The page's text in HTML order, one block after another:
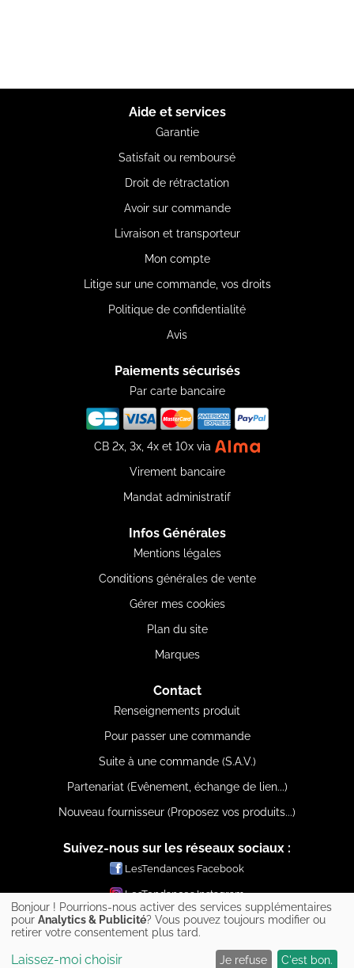
Aide et services
Garantie
Satisfait ou remboursé
Droit de rétractation
Avoir sur commande
Livraison et transporteur
Mon compte
Litige sur une commande, vos droits
Politique de confidentialité
Avis
Paiements sécurisés
Par carte bancaire
CB 2x, 3x, 4x et 10x via
Virement bancaire
Mandat administratif
Infos Générales
Mentions légales
Conditions générales de vente
Gérer mes cookies
Plan du site
Marques
Contact
Renseignements produit
Pour passer une commande
Suite à une commande (S.A.V.)
Partenariat (Evênement, échange de lien...)
Nouveau fournisseur (Proposez vos produits...)
Suivez-nous sur les réseaux sociaux :
LesTendances Facebook
LesTendances Instagram
LesTendances Pinterest
Bonjour ! Pourrions-nous activer des services supplémentaires
pour Analytics & Publicité? Vous pouvez toujours modifier ou
retirer votre consentement plus tard.
Laissez-moi choisir Je refuse C'est bon.